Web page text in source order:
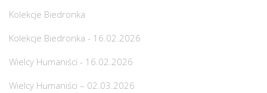
Kolekcje Biedronka
Kolekcje Biedronka - 16.02.2026
Wielcy Humaniści - 16.02.2026
Wielcy Humaniści – 02.03.2026